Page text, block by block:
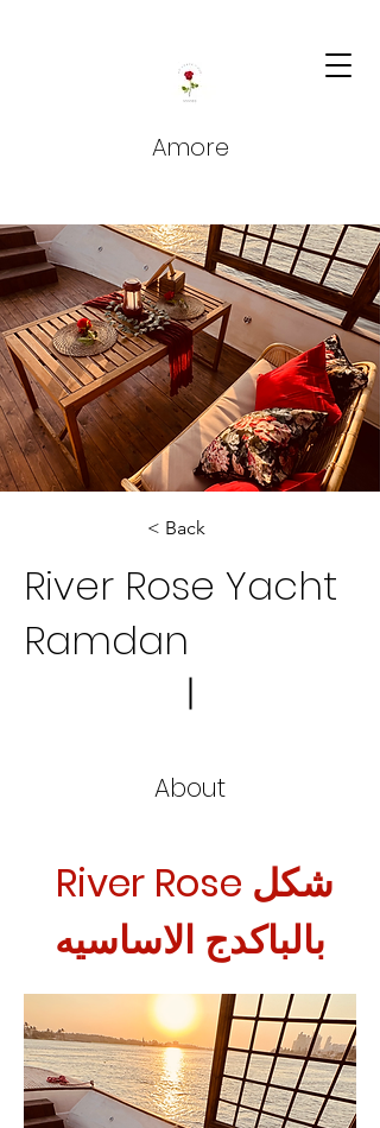
Amore
< Back
River Rose Yacht
Ramdan
About
بالباكدج الاساسيه